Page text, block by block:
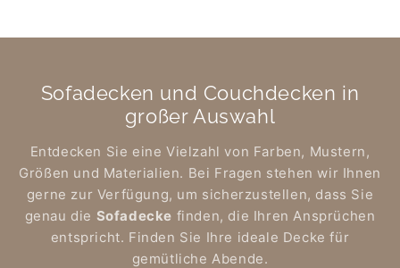
Sofadecken und Couchdecken in
großer Auswahl
Entdecken Sie eine Vielzahl von Farben, Mustern,
Größen und Materialien. Bei Fragen stehen wir Ihnen
gerne zur Verfügung, um sicherzustellen, dass Sie
genau die Sofadecke finden, die Ihren Ansprüchen
entspricht. Finden Sie Ihre ideale Decke für
gemütliche Abende.